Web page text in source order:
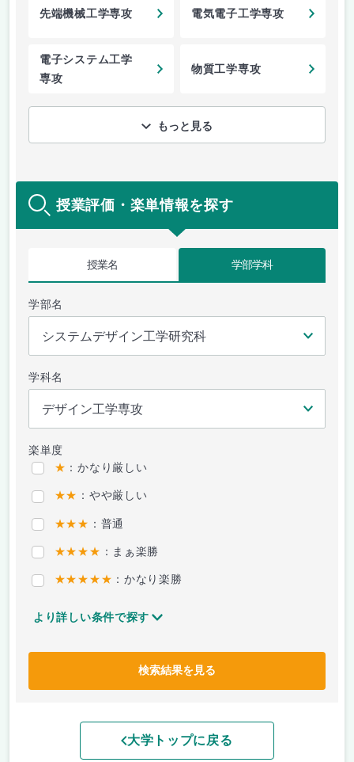
先端機械工学専攻 電気電子工学専攻
電子システム工学
専攻
物質工学専攻
もっと見る
授業評価・楽単情報を探す
授業名 学部学科
学部名
学科名
楽単度
★ ：かなり厳しい
★★ ：やや厳しい
★★★ ：普通
★★★★ ：まぁ楽勝
★★★★★ ：かなり楽勝
より詳しい条件で探す
検索結果を見る
大学トップに戻る